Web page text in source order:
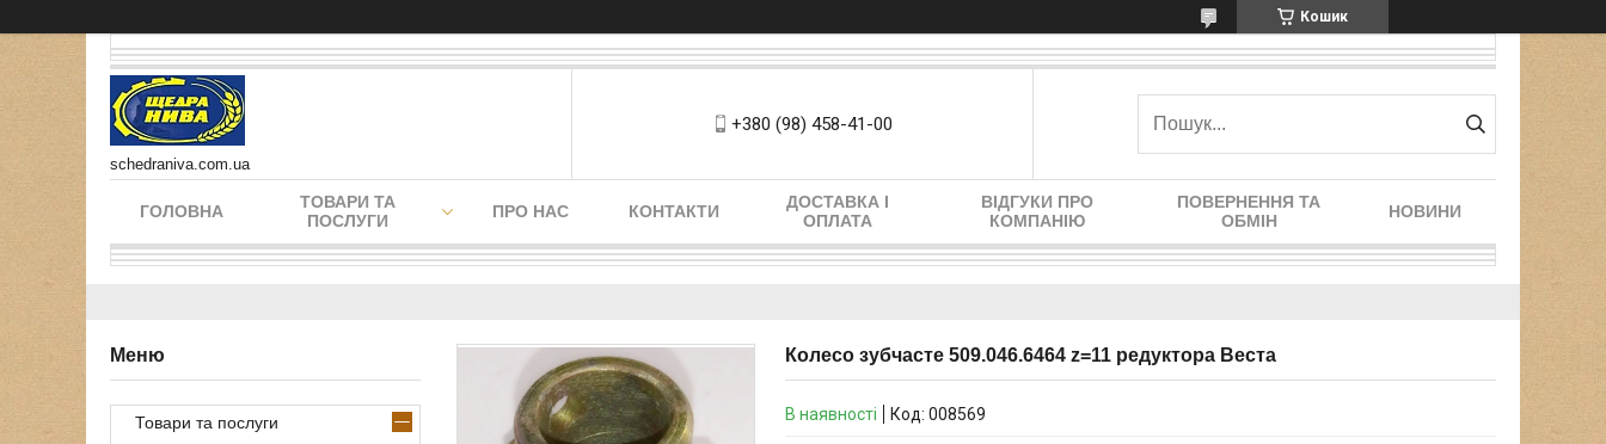
Кошик
schedraniva.com.ua
+380 (98) 458-41-00
ГОЛОВНА
ТОВАРИ ТА
ПОСЛУГИ
ПРО НАС КОНТАКТИ
ДОСТАВКА І
ОПЛАТА
ВІДГУКИ ПРО
КОМПАНІЮ
ПОВЕРНЕННЯ ТА
ОБМІН
НОВИНИ
Колесо зубчасте 509.046.6464 z=11 редуктора Веста
В наявності Код: 008569
Товари та послуги